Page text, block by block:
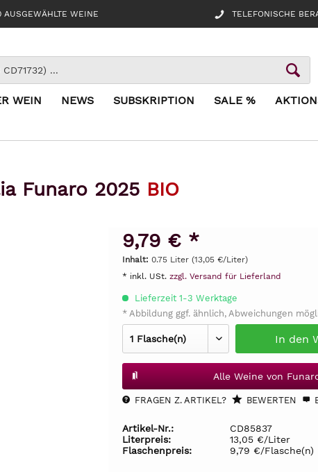
AUSGEWÄHLTE WEINE TELEFONISCHE
WEIN NEWS SUBSKRIPTION SALE %
Funaro 2025 BIO
9,79 € *
Inhalt: 0.75 Liter (13,05 €/Liter)
* inkl. USt. zzgl. Versand für Lieferland
Lieferzeit 1-3 Werktage
* Abbildung ggf. ähnlich, Abweichungen
In den
Alle Weine von
FRAGEN Z. ARTIKEL? BEWERTEN
Artikel-Nr.:
CD85837
Literpreis:
13,05 €/Liter
Flaschenpreis:
9,79 €/Flasche(n)